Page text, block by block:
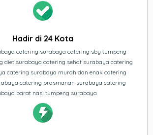
Hadir di 24 Kota
catering surabaya catering sby tumpeng
diet surabaya catering sehat surabaya catering
catering surabaya murah dan enak catering
catering prasmanan surabaya catering
barat nasi tumpeng surabaya